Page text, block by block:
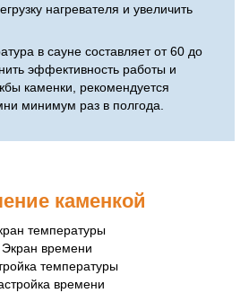
нагревателя и увеличить
в сауне составляет от 60 до
эффективность работы и
каменки, рекомендуется
минимум раз в полгода.
каменкой
температуры
Экран времени
температуры
времени